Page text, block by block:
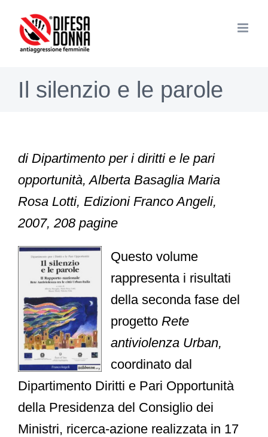
contenuto
Il silenzio e le parole
di Dipartimento per i diritti e le pari
opportunità, Alberta Basaglia Maria
Rosa Lotti, Edizioni Franco Angeli,
2007, 208 pagine
Questo volume
rappresenta i risultati
della seconda fase del
progetto Rete
antiviolenza Urban,
coordinato dal
Dipartimento Diritti e Pari Opportunità
della Presidenza del Consiglio dei
Ministri, ricerca-azione realizzata in 17